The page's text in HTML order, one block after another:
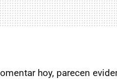
hoy, parecen